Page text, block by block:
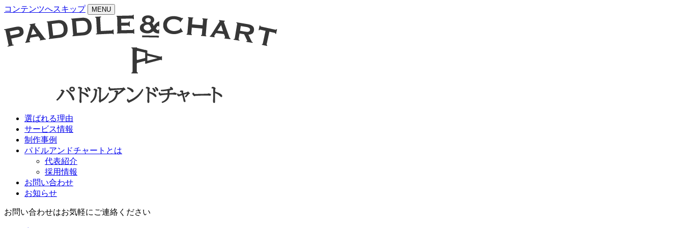
コンテンツへスキップ MENU
選ばれる理由
サービス情報
制作事例
パドルアンドチャートとは
代表紹介
採用情報
お問い合わせ
お知らせ
お問い合わせはお気軽にご連絡ください